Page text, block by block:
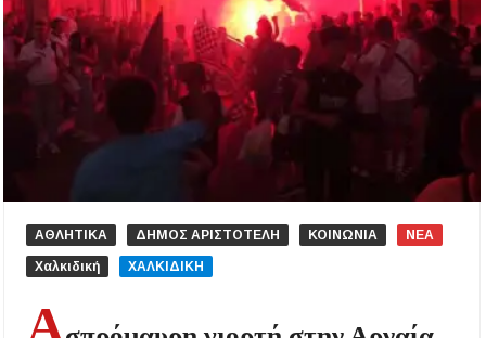
ΑΘΛΗΤΙΚΑ ΔΗΜΟΣ ΑΡΙΣΤΟΤΕΛΗ ΚΟΙΝΩΝΙΑ ΝΕΑ
Χαλκιδική ΧΑΛΚΙΔΙΚΗ